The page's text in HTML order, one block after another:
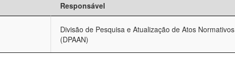
Responsável
Divisão de Pesquisa e Atualização de Atos Normativos
(DPAAN)